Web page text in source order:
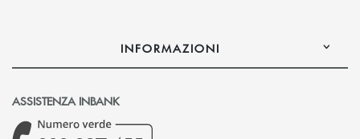
INFORMAZIONI
ASSISTENZA INBANK